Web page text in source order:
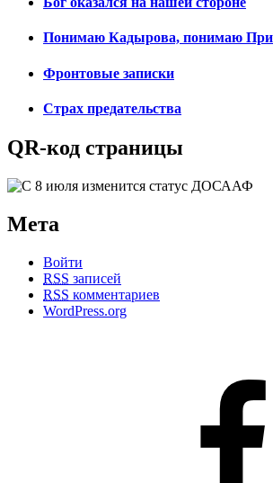
Понимаю Кадырова, понимаю
Фронтовые записки
Страх предательства
QR-код страницы
Мета
Войти
RSS записей
RSS комментариев
WordPress.org